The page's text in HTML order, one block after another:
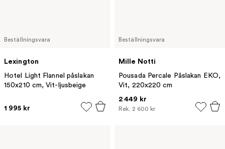
Beställningsvara
Lexington
Hotel Light Flannel påslakan
150x210 cm, Vit-ljusbeige
1 995 kr
Beställningsvara
Mille Notti
Pousada Percale Påslakan EKO,
Vit, 220x220 cm
2 449 kr
Rek. 2 600 kr